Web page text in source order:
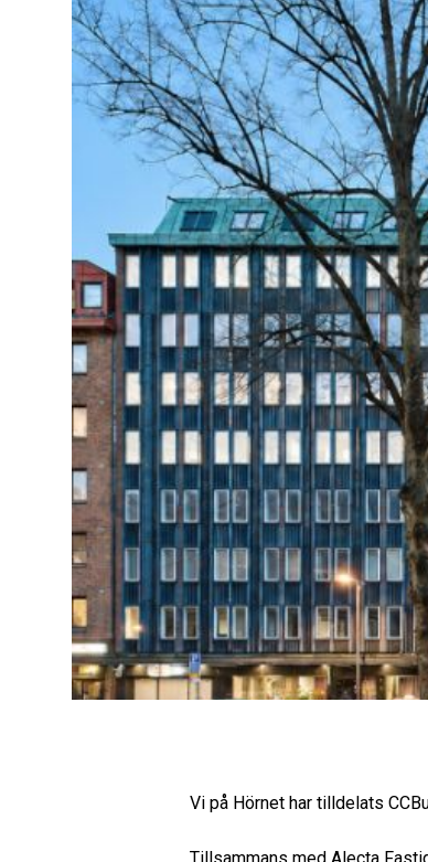
Vi på Hörnet har tilldelats